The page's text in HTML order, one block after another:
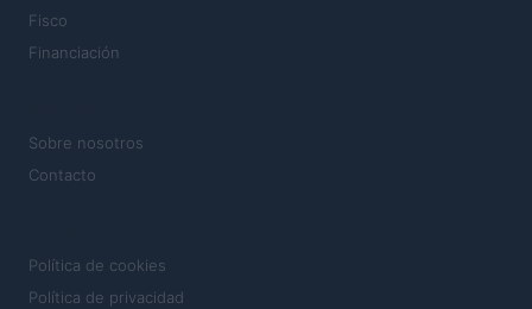
Fisco
Financiación
Sobre nosotros
Contacto
Política de cookies
Política de privacidad